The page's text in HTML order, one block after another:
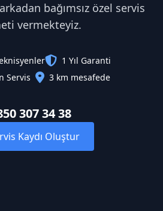
bağımsız özel servis
vermekteyiz.
1 Yıl Garanti
Servis
3 km mesafede
307 34 38
Kaydı Oluştur